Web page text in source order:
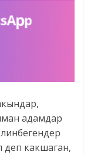
адамдар
деп какшаган,